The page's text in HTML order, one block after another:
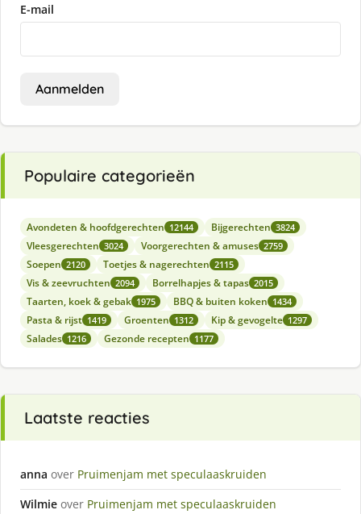
E-mail
Aanmelden
Populaire categorieën
Avondeten & hoofdgerechten 12144 Bijgerechten 3824
Vleesgerechten 3024 Voorgerechten & amuses 2759
Soepen 2120 Toetjes & nagerechten 2115
Vis & zeevruchten 2094 Borrelhapjes & tapas 2015
Taarten, koek & gebak 1975 BBQ & buiten koken 1434
Pasta & rijst 1419 Groenten 1312 Kip & gevogelte 1297
Salades 1216 Gezonde recepten 1177
Laatste reacties
anna over Pruimenjam met speculaaskruiden
Wilmie over Pruimenjam met speculaaskruiden